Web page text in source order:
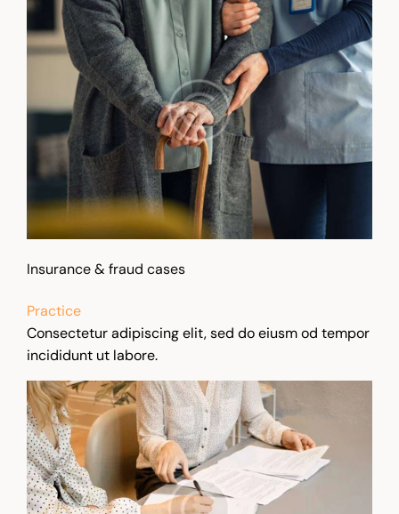
Insurance & fraud cases
Practice
Consectetur adipiscing elit, sed do eiusm od tempor
incididunt ut labore.